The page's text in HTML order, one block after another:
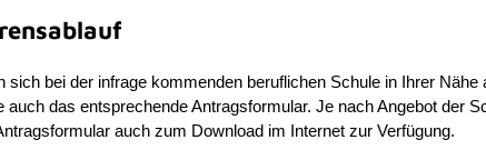
sich bei der infrage kommenden beruflichen Schule in Ihrer Nähe
auch das entsprechende Antragsformular. Je nach Angebot der
auch zum Download im Internet zur Verfügung.